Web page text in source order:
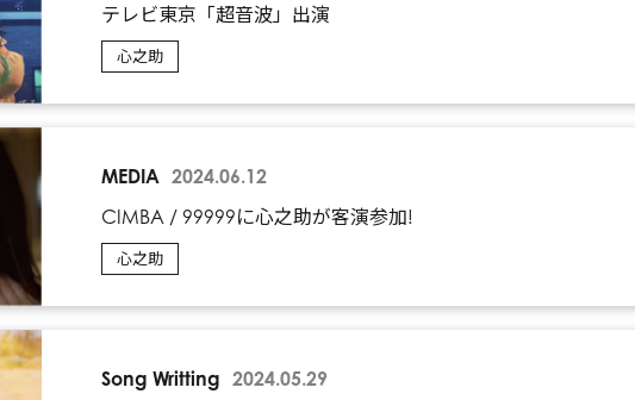
テレビ東京「超音波」出演
心之助
MEDIA 2024.06.12
CIMBA / 99999に心之助が客演参加!
心之助
Song Writting 2024.05.29